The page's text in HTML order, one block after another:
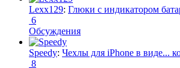
Lexx129: Глюки с индикатором
6
Обсуждения
Speedy: Чехлы для iPhone в виде...
8